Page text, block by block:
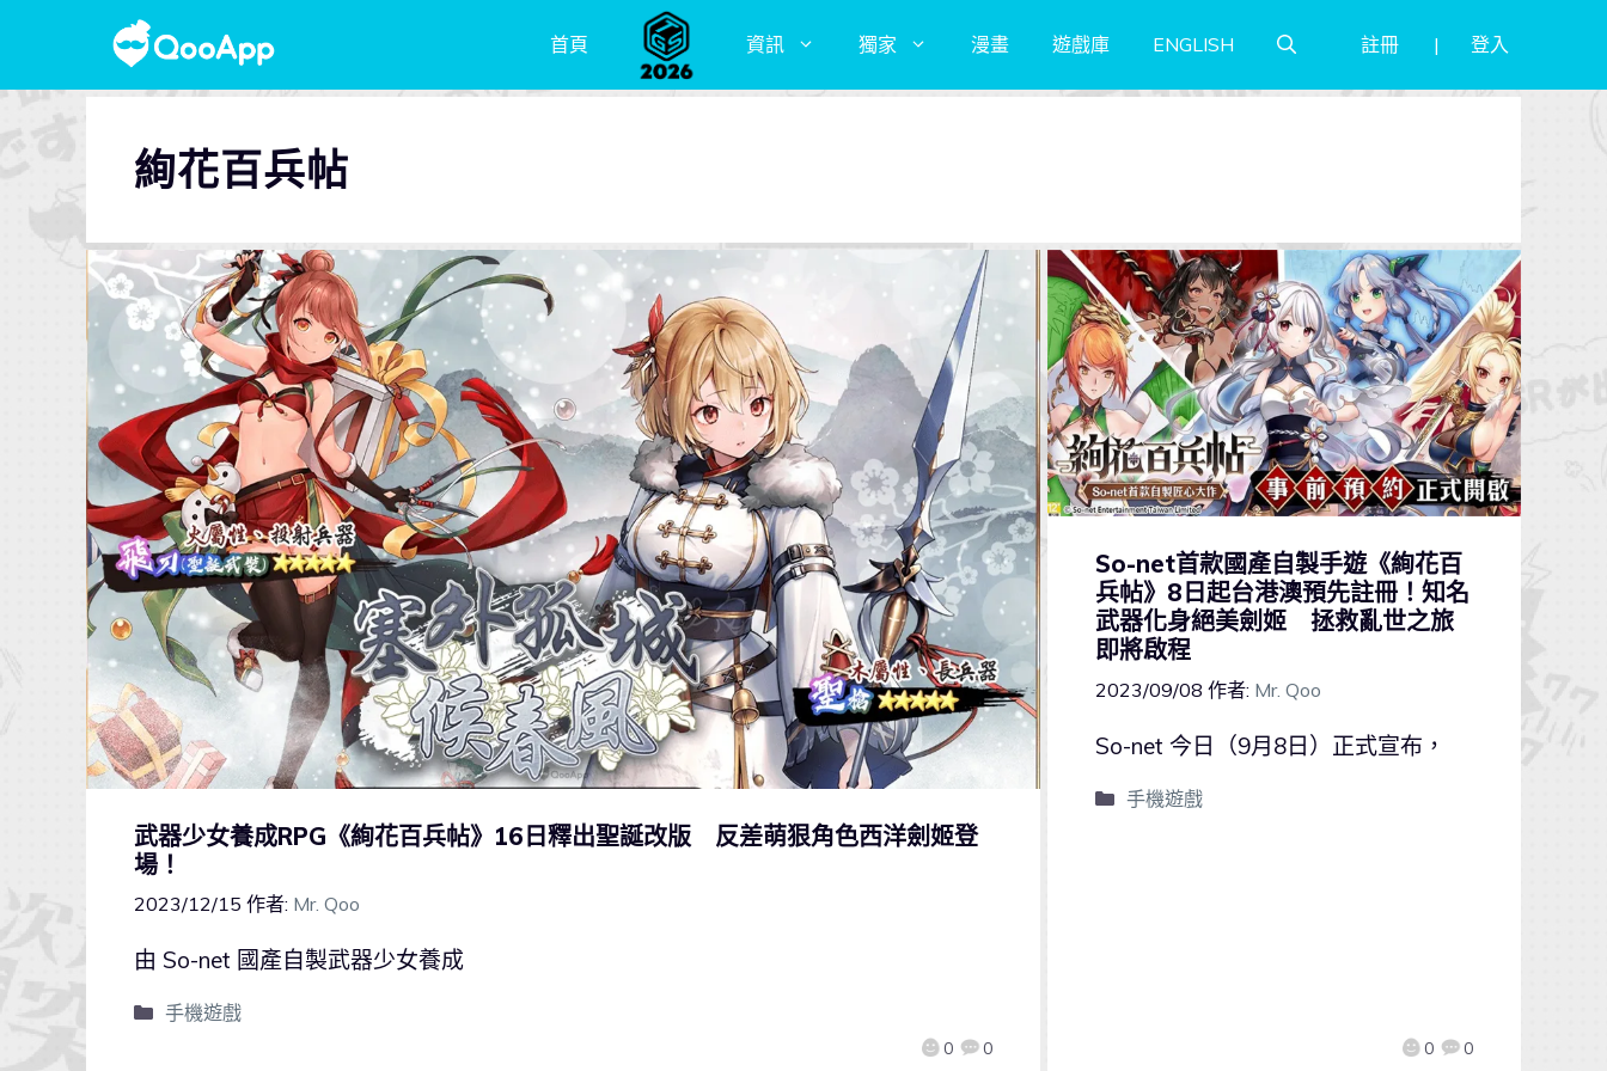
首頁 資訊 獨家 漫畫 遊戲庫 ENGLISH 註冊 登入
絢花百兵帖
武器少女養成RPG《絢花百兵帖》16日釋出聖誕改版 反差萌狠角色西洋劍姬登
場！
2023/12/15 作者: Mr. Qoo
0 0
由 So-net 國產自製武器少女養成
手機遊戲
So-net首款國產自製手遊《絢花百
兵帖》8日起台港澳預先註冊！知名
武器化身絕美劍姬 拯救亂世之旅
即將啟程
2023/09/08 作者: Mr. Qoo
0 0
So-net 今日（9月8日）正式宣布，
手機遊戲